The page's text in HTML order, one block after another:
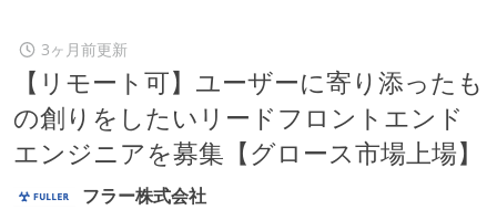
3ヶ月前更新
【リモート可】ユーザーに寄り添ったも
の創りをしたいリードフロントエンド
エンジニアを募集【グロース市場上場】
フラー株式会社